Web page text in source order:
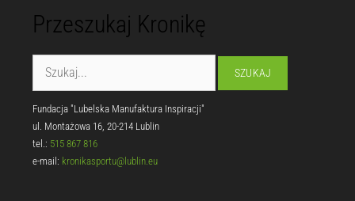
Przeszukaj Kronikę
Fundacja "Lubelska Manufaktura Inspiracji"
ul. Montażowa 16, 20-214 Lublin
tel.: 515 867 816
e-mail: kronikasportu@lublin.eu